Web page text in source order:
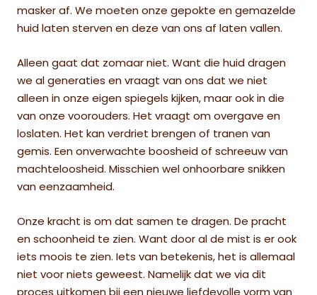
masker af. We moeten onze gepokte en gemazelde
huid laten sterven en deze van ons af laten vallen.
Alleen gaat dat zomaar niet. Want die huid dragen
we al generaties en vraagt van ons dat we niet
alleen in onze eigen spiegels kijken, maar ook in die
van onze voorouders. Het vraagt om overgave en
loslaten. Het kan verdriet brengen of tranen van
gemis. Een onverwachte boosheid of schreeuw van
machteloosheid. Misschien wel onhoorbare snikken
van eenzaamheid.
Onze kracht is om dat samen te dragen. De pracht
en schoonheid te zien. Want door al de mist is er ook
iets moois te zien. Iets van betekenis, het is allemaal
niet voor niets geweest. Namelijk dat we via dit